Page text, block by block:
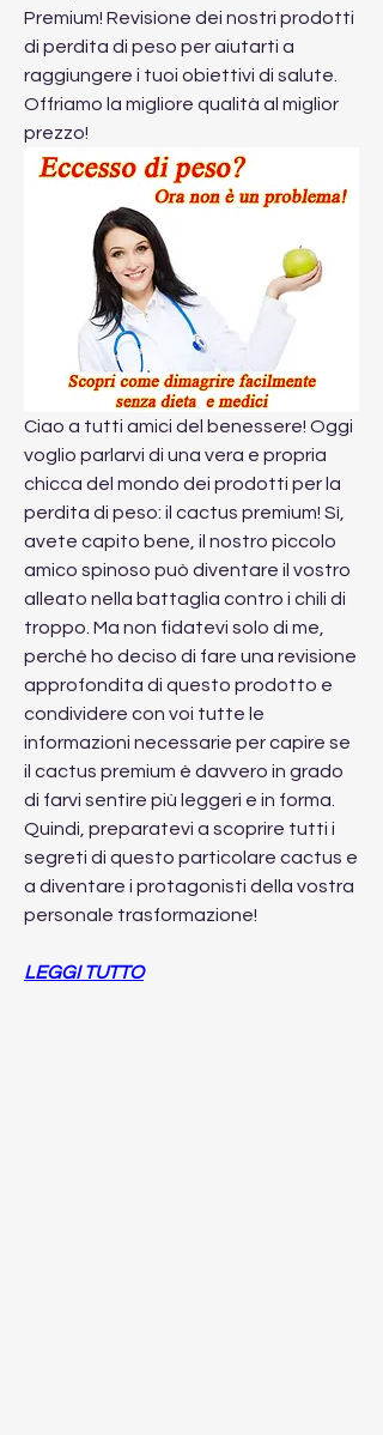
Premium! Revisione dei nostri prodotti
di perdita di peso per aiutarti a
raggiungere i tuoi obiettivi di salute.
Offriamo la migliore qualità al miglior
prezzo!
Ciao a tutti amici del benessere! Oggi
voglio parlarvi di una vera e propria
chicca del mondo dei prodotti per la
perdita di peso: il cactus premium! Sì,
avete capito bene, il nostro piccolo
amico spinoso può diventare il vostro
alleato nella battaglia contro i chili di
troppo. Ma non fidatevi solo di me,
perché ho deciso di fare una revisione
approfondita di questo prodotto e
condividere con voi tutte le
informazioni necessarie per capire se
il cactus premium è davvero in grado
di farvi sentire più leggeri e in forma.
Quindi, preparatevi a scoprire tutti i
segreti di questo particolare cactus e
a diventare i protagonisti della vostra
personale trasformazione!
LEGGI TUTTO